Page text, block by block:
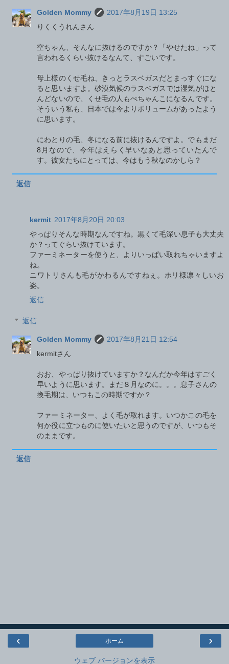
Golden Mommy
2017年8月19日 13:25
りくくうれんさん
空ちゃん、そんなに抜けるのですか？「やせたね」って
言われるくらい抜けるなんて、すごいです。
母上様のくせ毛ね、きっとラスベガスだとまっすぐにな
ると思いますよ。砂漠気候のラスベガスでは湿気がほと
んどないので、くせ毛の人もぺちゃんこになるんです。
そういう私も、日本では今よりボリュームがあったよう
に思います。
にわとりの毛、冬になる前に抜けるんですよ。でもまだ
8月なので、今年はえらく早いなあと思っていたんで
す。彼女たちにとっては、今はもう秋なのかしら？
返信
kermit 2017年8月20日 20:03
やっぱりそんな時期なんですね。黒くて毛深い息子も大丈夫
か？ってぐらい抜けています。
ファーミネーターを使うと、よりいっぱい取れちゃいますよ
ね。
ニワトリさんも毛がかわるんですねぇ。ホリ様凛々しいお
姿。
返信
返信
Golden Mommy
2017年8月21日 12:54
kermitさん
おお、やっぱり抜けていますか？なんだか今年はすごく
早いように思います。まだ８月なのに。。。息子さんの
換毛期は、いつもこの時期ですか？
ファーミネーター、よく毛が取れます。いつかこの毛を
何か役に立つものに使いたいと思うのですが、いつもそ
のままです。
返信
‹ ›
ホーム
ウェブ バージョンを表示